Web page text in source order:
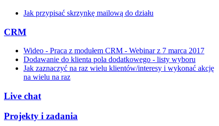
Jak przypisać skrzynkę mailową do działu
CRM
Wideo - Praca z modułem CRM - Webinar z 7 marca 2017
Dodawanie do klienta pola dodatkowego - listy wyboru
Jak zaznaczyć na raz wielu klientów/interesy i wykonać akcję
na wielu na raz
Live chat
Projekty i zadania